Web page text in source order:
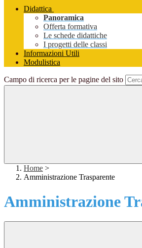
Didattica
Panoramica
Offerta formativa
Le schede didattiche
I progetti delle classi
Informazioni Utili
Modulistica
Campo di ricerca per le pagine del sito
Home >
Amministrazione Trasparente
Amministrazione